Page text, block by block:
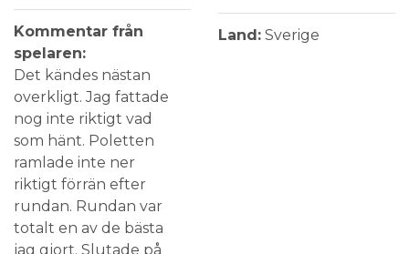
Kommentar från
spelaren:
Det kändes nästan
overkligt. Jag fattade
nog inte riktigt vad
som hänt. Poletten
ramlade inte ner
riktigt förrän efter
rundan. Rundan var
totalt en av de bästa
jag gjort. Slutade på
Land: Sverige